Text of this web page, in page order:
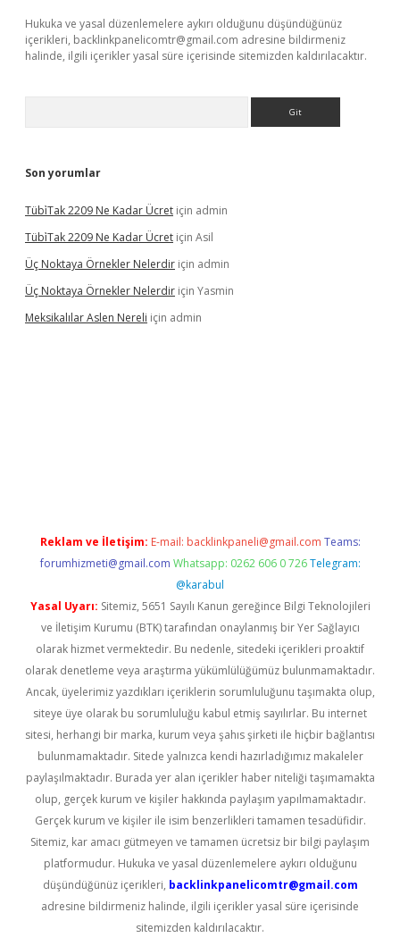
Hukuka ve yasal düzenlemelere aykırı olduğunu düşündüğünüz
içerikleri, backlinkpanelicomtr@gmail.com adresine bildirmeniz
halinde, ilgili içerikler yasal süre içerisinde sitemizden kaldırılacaktır.
Son yorumlar
Tübi̇Tak 2209 Ne Kadar Ücret için admin
Tübi̇Tak 2209 Ne Kadar Ücret için Asil
Üç Noktaya Örnekler Nelerdir için admin
Üç Noktaya Örnekler Nelerdir için Yasmin
Meksikalılar Aslen Nereli için admin
Reklam ve İletişim: E-mail: backlinkpaneli@gmail.com Teams:
forumhizmeti@gmail.com Whatsapp: 0262 606 0 726 Telegram:
@karabul
Yasal Uyarı: Sitemiz, 5651 Sayılı Kanun gereğince Bilgi Teknolojileri
ve İletişim Kurumu (BTK) tarafından onaylanmış bir Yer Sağlayıcı
olarak hizmet vermektedir. Bu nedenle, sitedeki içerikleri proaktif
olarak denetleme veya araştırma yükümlülüğümüz bulunmamaktadır.
Ancak, üyelerimiz yazdıkları içeriklerin sorumluluğunu taşımakta olup,
siteye üye olarak bu sorumluluğu kabul etmiş sayılırlar. Bu internet
sitesi, herhangi bir marka, kurum veya şahıs şirketi ile hiçbir bağlantısı
bulunmamaktadır. Sitede yalnızca kendi hazırladığımız makaleler
paylaşılmaktadır. Burada yer alan içerikler haber niteliği taşımamakta
olup, gerçek kurum ve kişiler hakkında paylaşım yapılmamaktadır.
Gerçek kurum ve kişiler ile isim benzerlikleri tamamen tesadüfidir.
Sitemiz, kar amacı gütmeyen ve tamamen ücretsiz bir bilgi paylaşım
platformudur. Hukuka ve yasal düzenlemelere aykırı olduğunu
düşündüğünüz içerikleri, backlinkpanelicomtr@gmail.com
adresine bildirmeniz halinde, ilgili içerikler yasal süre içerisinde
sitemizden kaldırılacaktır.